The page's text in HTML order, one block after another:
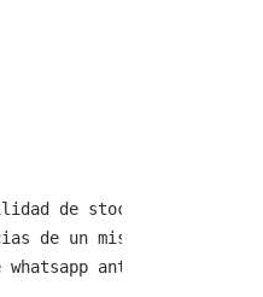
de stock y
de un mismo producto.
antes de